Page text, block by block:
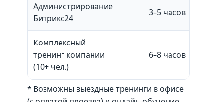
Администрирование
Битрикс24
3–5 часов
Комплексный
тренинг компании
(10+ чел.)
6–8 часов
* Возможны выездные тренинги в офисе